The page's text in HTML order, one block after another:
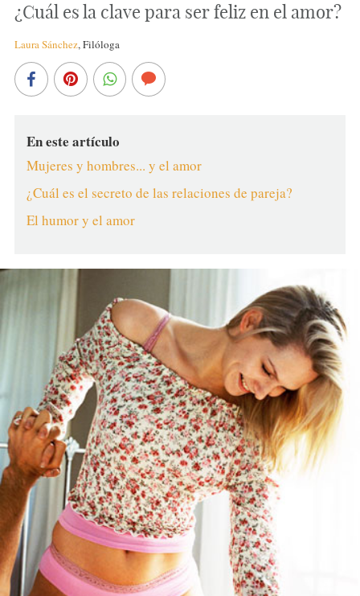
¿Cuál es la clave para ser feliz en el amor?
Laura Sánchez,Filóloga
En este artículo
Mujeres y hombres... y el amor
¿Cuál es el secreto de las relaciones de pareja?
El humor y el amor